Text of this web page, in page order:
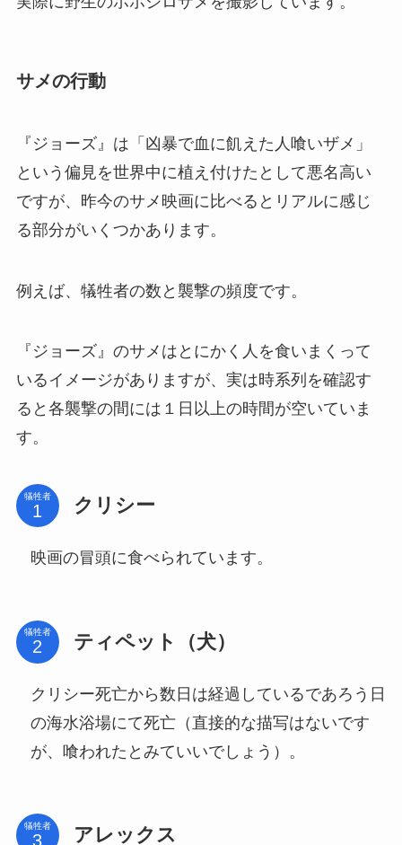
サメの行動
『ジョーズ』は「凶暴で血に飢えた人喰いザメ」
という偏見を世界中に植え付けたとして悪名高い
ですが、昨今のサメ映画に比べるとリアルに感じ
る部分がいくつかあります。
例えば、犠牲者の数と襲撃の頻度です。
『ジョーズ』のサメはとにかく人を食いまくって
いるイメージがありますが、実は時系列を確認す
ると各襲撃の間には１日以上の時間が空いていま
す。
犠牲者 クリシー
映画の冒頭に食べられています。
犠牲者 ティペット（犬）
クリシー死亡から数日は経過しているであろう日
の海水浴場にて死亡（直接的な描写はないです
が、喰われたとみていいでしょう）。
犠牲者 アレックス